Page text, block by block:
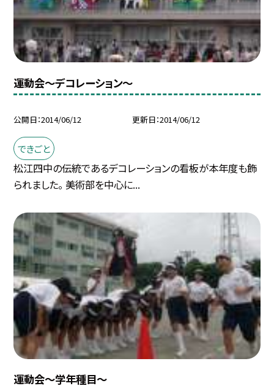
運動会〜デコレーション〜
公開日 2014/06/12 更新日 2014/06/12
できごと
松江四中の伝統であるデコレーションの看板が本年度も飾
られました。 美術部を中心に...
運動会〜学年種目〜